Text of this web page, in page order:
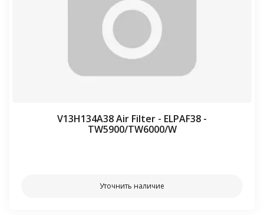
V13H134A38 Air Filter - ELPAF38 -
TW5900/TW6000/W
Уточнить наличие